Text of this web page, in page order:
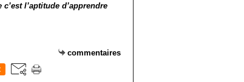
l’aptitude d’apprendre
commentaires